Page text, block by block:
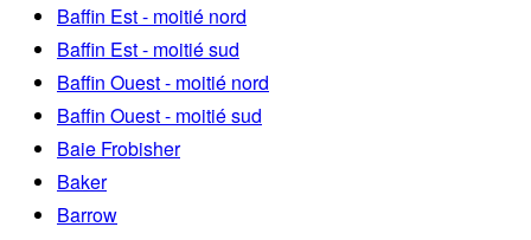
Baffin Est - moitié nord
Baffin Est - moitié sud
Baffin Ouest - moitié nord
Baffin Ouest - moitié sud
Baie Frobisher
Baker
Barrow